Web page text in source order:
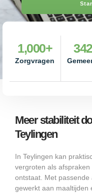
Zorgvragen
1,000+ 342
Meer stabiliteit
Teylingen
In Teylingen kan
vergroten als
ontstaat. Met
gewerkt aan maaltijden